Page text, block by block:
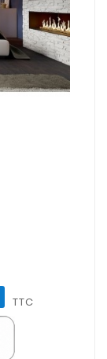
TTC